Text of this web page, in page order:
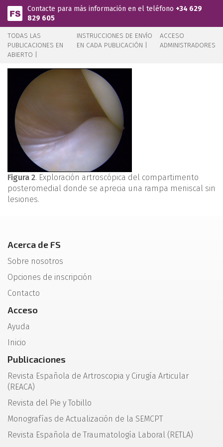
Pasar al contenido principal
Contacte para más información en el teléfono +34 629
829 605
TODAS LAS
PUBLICACIONES EN
ABIERTO |
INSTRUCCIONES DE ENVÍO
EN CADA PUBLICACIÓN |
ACCESO
ADMINISTRADORES
Figura 2. Exploración artroscópica del compartimento
posteromedial donde se aprecia una rampa meniscal sin
lesiones.
Acerca de FS
Sobre nosotros
Opciones de inscripción
Contacto
Acceso
Ayuda
Inicio
Publicaciones
Revista Española de Artroscopia y Cirugía Articular
(REACA)
Revista del Pie y Tobillo
Monografías de Actualización de la SEMCPT
Revista Española de Traumatología Laboral (RETLA)